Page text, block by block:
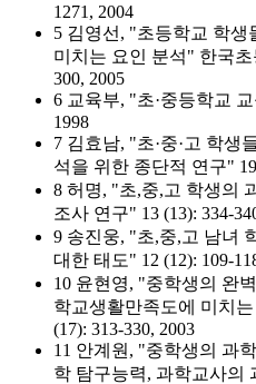
1271, 2004
5 김영선, "초등학교 학생
미치는 요인 분석" 한국
300, 2005
6 교육부, "초·중등학교
1998
7 김효남, "초·중·고 학생
석을 위한 종단적 연구"
8 허명, "초,중,고 학생의
조사 연구" 13 (13): 334-
9 송진웅, "초,중,고 남녀
대한 태도" 12 (12): 109-
10 윤현영, "중학생의 완
학교생활만족도에 미치
(17): 313-330, 2003
11 안계원, "중학생의 과
학 탐구능력, 과학교사의